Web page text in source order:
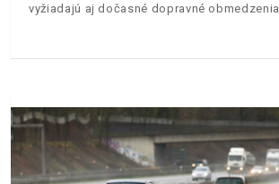
vyžiadajú aj dočasné dopravné obmedzenia.